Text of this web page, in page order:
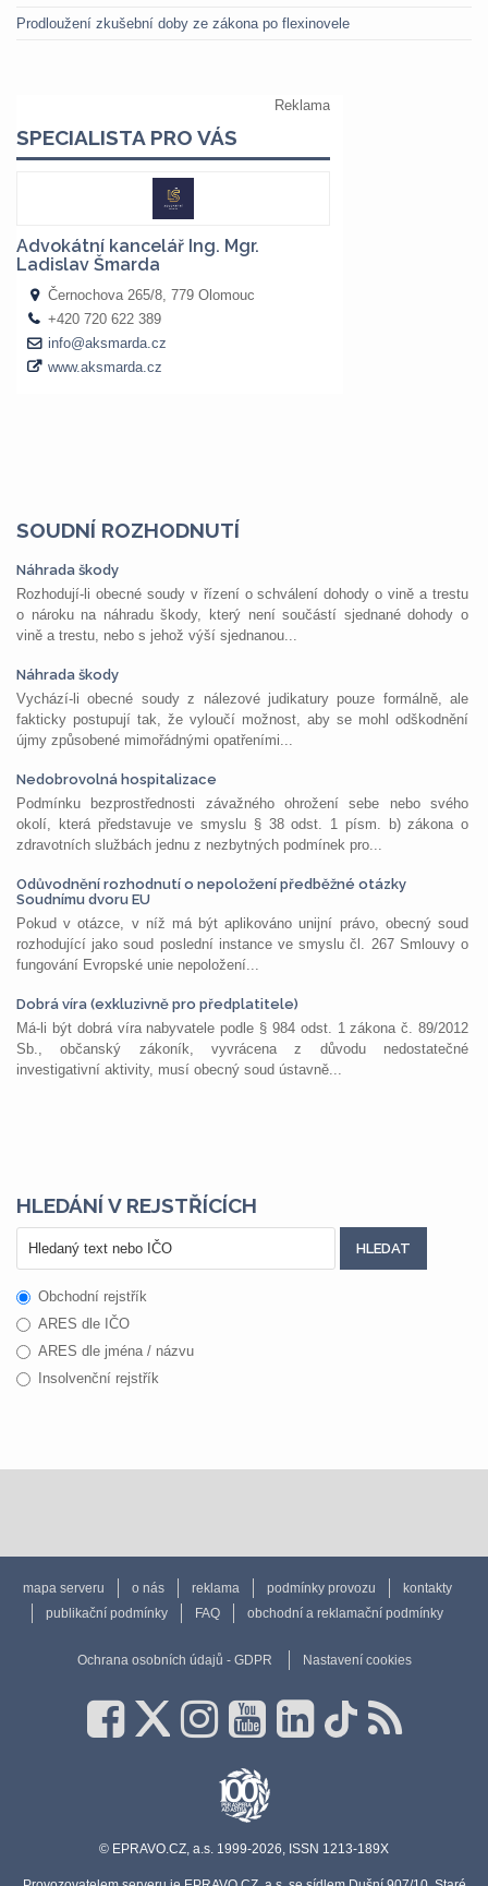
Prodloužení zkušební doby ze zákona po flexinovele
SOUDNÍ ROZHODNUTÍ
Náhrada škody
Rozhodují-li obecné soudy v řízení o schválení dohody o vině a trestu
o nároku na náhradu škody, který není součástí sjednané dohody o
vině a trestu, nebo s jehož výší sjednanou...
Náhrada škody
Vychází-li obecné soudy z nálezové judikatury pouze formálně, ale
fakticky postupují tak, že vyloučí možnost, aby se mohl odškodnění
újmy způsobené mimořádnými opatřeními...
Nedobrovolná hospitalizace
Podmínku bezprostřednosti závažného ohrožení sebe nebo svého
okolí, která představuje ve smyslu § 38 odst. 1 písm. b) zákona o
zdravotních službách jednu z nezbytných podmínek pro...
Odůvodnění rozhodnutí o nepoložení předběžné otázky
Soudnímu dvoru EU
Pokud v otázce, v níž má být aplikováno unijní právo, obecný soud
rozhodující jako soud poslední instance ve smyslu čl. 267 Smlouvy o
fungování Evropské unie nepoložení...
Dobrá víra (exkluzivně pro předplatitele)
Má-li být dobrá víra nabyvatele podle § 984 odst. 1 zákona č. 89/2012
Sb., občanský zákoník, vyvrácena z důvodu nedostatečné
investigativní aktivity, musí obecný soud ústavně...
HLEDÁNÍ V REJSTŘÍCÍCH
Obchodní rejstřík
ARES dle IČO
ARES dle jména / názvu
Insolvenční rejstřík
mapa serveru o nás reklama podmínky provozu
kontakty
publikační podmínky
FAQ obchodní a reklamační podmínky
Ochrana osobních údajů - GDPR Nastavení cookies
© EPRAVO.CZ, a.s. 1999-2026, ISSN 1213-189X